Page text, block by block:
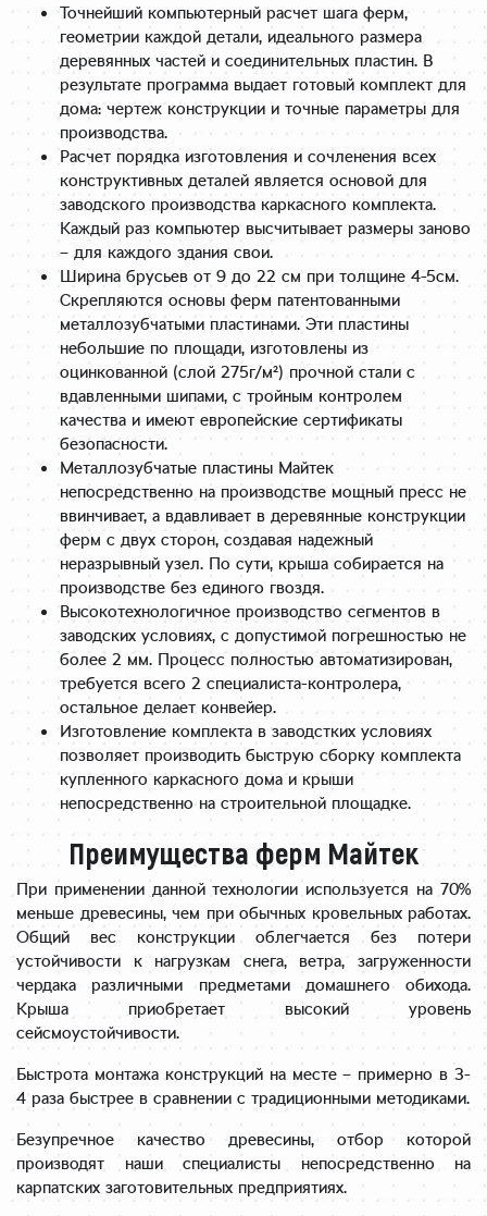
Точнейший компьютерный расчет шага ферм,
геометрии каждой детали, идеального размера
деревянных частей и соединительных пластин. В
результате программа выдает готовый комплект для
дома: чертеж конструкции и точные параметры для
производства.
Расчет порядка изготовления и сочленения всех
конструктивных деталей является основой для
заводского производства каркасного комплекта.
Каждый раз компьютер высчитывает размеры заново
– для каждого здания свои.
Ширина брусьев от 9 до 22 см при толщине 4-5см.
Скрепляются основы ферм патентованными
металлозубчатыми пластинами. Эти пластины
небольшие по площади, изготовлены из
оцинкованной (слой 275г/м²) прочной стали с
вдавленными шипами, с тройным контролем
качества и имеют европейские сертификаты
безопасности.
Металлозубчатые пластины Майтек
непосредственно на производстве мощный пресс не
ввинчивает, а вдавливает в деревянные конструкции
ферм с двух сторон, создавая надежный
неразрывный узел. По сути, крыша собирается на
производстве без единого гвоздя.
Высокотехнологичное производство сегментов в
заводских условиях, с допустимой погрешностью не
более 2 мм. Процесс полностью автоматизирован,
требуется всего 2 специалиста-контролера,
остальное делает конвейер.
Изготовление комплекта в заводстких условиях
позволяет производить быструю сборку комплекта
купленного каркасного дома и крыши
непосредственно на строительной площадке.
Преимущества ферм Майтек
При применении данной технологии используется на 70%
меньше древесины, чем при обычных кровельных работах.
Общий вес конструкции облегчается без потери
устойчивости к нагрузкам снега, ветра, загруженности
чердака различными предметами домашнего обихода.
Крыша приобретает высокий уровень
сейсмоустойчивости.
Быстрота монтажа конструкций на месте – примерно в 3-
4 раза быстрее в сравнении с традиционными методиками.
Безупречное качество древесины, отбор которой
производят наши специалисты непосредственно на
карпатских заготовительных предприятиях.